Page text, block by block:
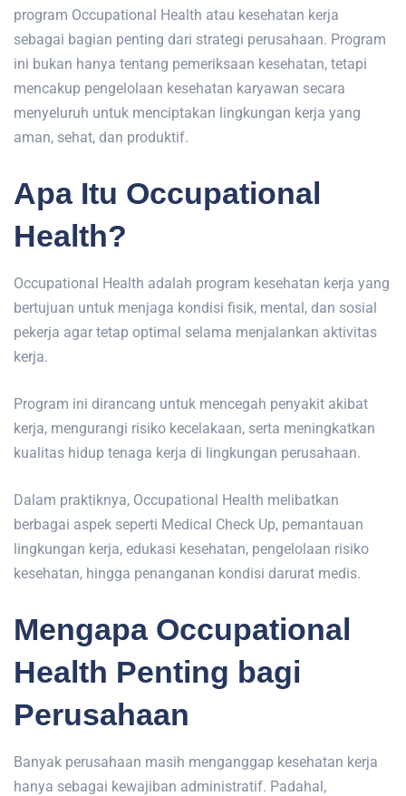
program Occupational Health atau kesehatan kerja
sebagai bagian penting dari strategi perusahaan. Program
ini bukan hanya tentang pemeriksaan kesehatan, tetapi
mencakup pengelolaan kesehatan karyawan secara
menyeluruh untuk menciptakan lingkungan kerja yang
aman, sehat, dan produktif.
Apa Itu Occupational
Health?
Occupational Health adalah program kesehatan kerja yang
bertujuan untuk menjaga kondisi fisik, mental, dan sosial
pekerja agar tetap optimal selama menjalankan aktivitas
kerja.
Program ini dirancang untuk mencegah penyakit akibat
kerja, mengurangi risiko kecelakaan, serta meningkatkan
kualitas hidup tenaga kerja di lingkungan perusahaan.
Dalam praktiknya, Occupational Health melibatkan
berbagai aspek seperti Medical Check Up, pemantauan
lingkungan kerja, edukasi kesehatan, pengelolaan risiko
kesehatan, hingga penanganan kondisi darurat medis.
Mengapa Occupational
Health Penting bagi
Perusahaan
Banyak perusahaan masih menganggap kesehatan kerja
hanya sebagai kewajiban administratif. Padahal,